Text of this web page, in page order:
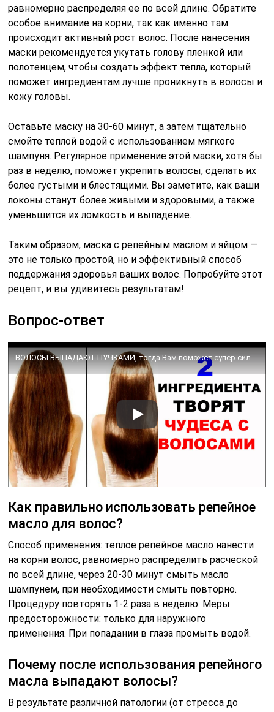
равномерно распределяя ее по всей длине. Обратите
особое внимание на корни, так как именно там
происходит активный рост волос. После нанесения
маски рекомендуется укутать голову пленкой или
полотенцем, чтобы создать эффект тепла, который
поможет ингредиентам лучше проникнуть в волосы и
кожу головы.
Оставьте маску на 30-60 минут, а затем тщательно
смойте теплой водой с использованием мягкого
шампуня. Регулярное применение этой маски, хотя бы
раз в неделю, поможет укрепить волосы, сделать их
более густыми и блестящими. Вы заметите, как ваши
локоны станут более живыми и здоровыми, а также
уменьшится их ломкость и выпадение.
Таким образом, маска с репейным маслом и яйцом —
это не только простой, но и эффективный способ
поддержания здоровья ваших волос. Попробуйте этот
рецепт, и вы удивитесь результатам!
Вопрос-ответ
ВОЛОСЫ ВЫПАДАЮТ ПУЧКАМИ, тогда Вам поможет супер сильная МАСКА ДЛЯ ВОЛОС
Как правильно использовать репейное
масло для волос?
Способ применения: теплое репейное масло нанести
на корни волос, равномерно распределить расческой
по всей длине, через 20-30 минут смыть масло
шампунем, при необходимости смыть повторно.
Процедуру повторять 1-2 раза в неделю. Меры
предосторожности: только для наружного
применения. При попадании в глаза промыть водой.
Почему после использования репейного
масла выпадают волосы?
В результате различной патологии (от стресса до